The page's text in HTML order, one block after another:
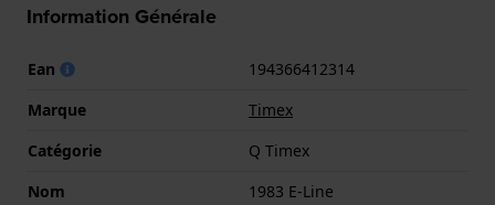
Information Générale
Ean
194366412314
Marque
Timex
Catégorie
Q Timex
Nom
1983 E-Line